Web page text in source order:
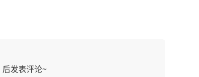
后发表评论~